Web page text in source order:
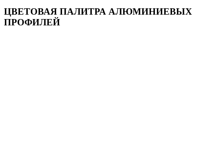
ЦВЕТОВАЯ ПАЛИТРА АЛЮМИНИЕВЫХ
ПРОФИЛЕЙ